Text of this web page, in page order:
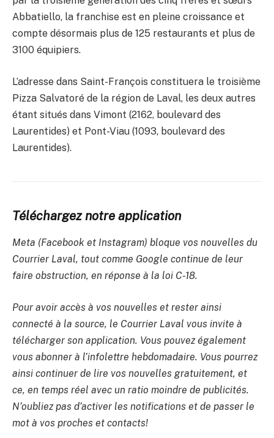
Abbatiello, la franchise est en pleine croissance et
compte désormais plus de 125 restaurants et plus de
3100 équipiers.
L’adresse dans Saint-François constituera le troisième
Pizza Salvatoré de la région de Laval, les deux autres
étant situés dans Vimont (2162, boulevard des
Laurentides) et Pont-Viau (1093, boulevard des
Laurentides).
Téléchargez notre application
Meta (Facebook et Instagram) bloque vos nouvelles du
Courrier Laval, tout comme Google continue de leur
faire obstruction, en réponse à la loi C-18.
Pour avoir accès à vos nouvelles et rester ainsi
connecté à la source, le Courrier Laval vous invite à
télécharger son application. Vous pouvez également
vous abonner à l’infolettre hebdomadaire. Vous pourrez
ainsi continuer de lire vos nouvelles gratuitement, et
ce, en temps réel avec un ratio moindre de publicités.
N’oubliez pas d’activer les notifications et de passer le
mot à vos proches et contacts!